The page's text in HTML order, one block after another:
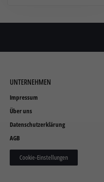
UNTERNEHMEN
Impressum
Über uns
Datenschutzerklärung
AGB
Cookie-Einstellungen